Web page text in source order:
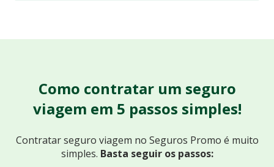
Como contratar um seguro
viagem em 5 passos simples!
Contratar seguro viagem no Seguros Promo é muito
simples. Basta seguir os passos: